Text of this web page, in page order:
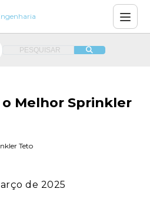
PESQUISAR
Sprinkler Teto
Melhor Sprinkler
de 2025